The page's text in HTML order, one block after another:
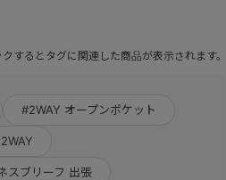
するとタグに関連した商品が表示されます。
#2WAY オープンポケット
スブリーフ 出張